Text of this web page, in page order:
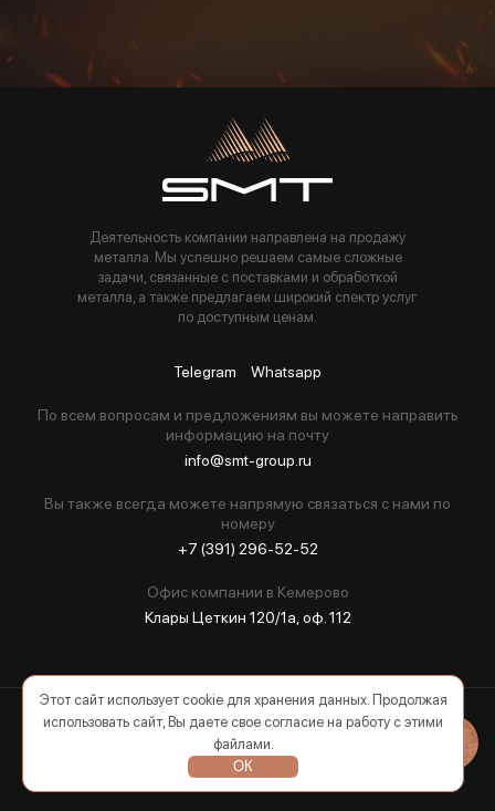
Пользуясь данной формой вы соглашаетесь с политикой компании
Деятельность компании направлена на продажу
металла. Мы успешно решаем самые сложные
задачи, связанные с поставками и обработкой
металла, а также предлагаем широкий спектр услуг
по доступным ценам.
Telegram Whatsapp
По всем вопросам и предложениям вы можете направить
информацию на почту
info@smt-group.ru
Вы также всегда можете напрямую связаться с нами по
номеру
+7 (391) 296-52-52
Офис компании в Кемерово
Клары Цеткин 120/1а, оф. 112
2026 © Все права защищены
Этот сайт использует cookie для хранения данных. Продолжая
использовать сайт, Вы даете свое согласие на работу с этими
файлами.
ОК